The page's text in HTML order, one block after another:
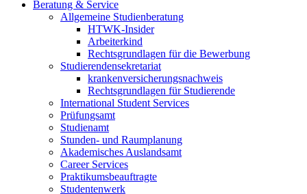
Beratung & Service
Allgemeine Studienberatung
HTWK-Insider
Arbeiterkind
Rechtsgrundlagen für die Bewerbung
Studierendensekretariat
krankenversicherungsnachweis
Rechtsgrundlagen für Studierende
International Student Services
Prüfungsamt
Studienamt
Stunden- und Raumplanung
Akademisches Auslandsamt
Career Services
Praktikumsbeauftragte
Studentenwerk